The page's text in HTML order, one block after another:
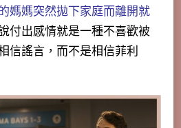
媽媽突然拋下家庭而離開就
付出感情就是一種不喜歡被
信謠言，而不是相信菲利